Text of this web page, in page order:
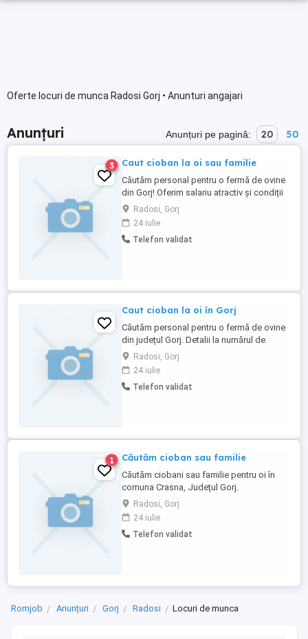
Oferte locuri de munca Radosi Gorj • Anunturi angajari
Anunțuri Anunțuri pe pagină: 20 50
3 Caut cioban la oi sau familie
Căutăm personal pentru o fermă de ovine
din Gorj! Oferim salariu atractiv și condiții
foarte bune. Detalii la numărul de telefon
Radosi, Gorj
24 iulie
Telefon validat
Caut cioban la oi în Gorj
Căutăm personal pentru o fermă de ovine
din județul Gorj. Detalii la numărul de
telefon ( ! Rugăm seriozitate!
Radosi, Gorj
24 iulie
Telefon validat
1 Căutăm cioban sau familie
Căutăm ciobani sau familie pentru oi în
comuna Crasna, Județul Gorj.
Radosi, Gorj
24 iulie
Telefon validat
Romjob Anunțuri Gorj Radosi Locuri de munca